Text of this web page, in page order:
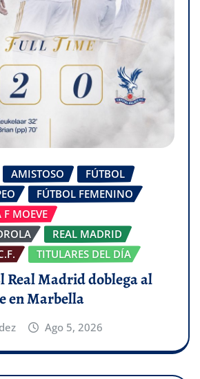
AMISTOSO
FÚTBOL
FÚTBOL FEMENINO
F MOEVE
REAL MADRID
TITULARES DEL DÍA
Real Madrid doblega al
en Marbella
Ago 5, 2026